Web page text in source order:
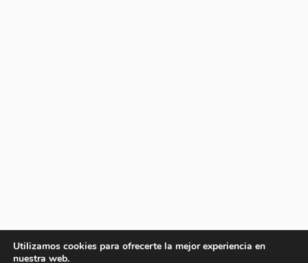
Utilizamos cookies para ofrecerte la mejor experiencia en
nuestra web.